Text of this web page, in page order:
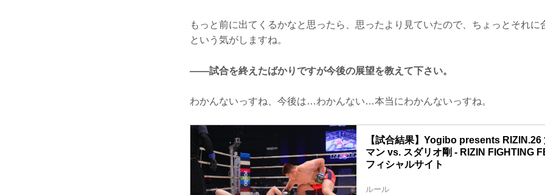
もっと前に出てくるかなと思ったら、思ったより見ていたので、ちょっとそれに
という気がしますね。
——試合を終えたばかりですが今後の展望を教えて下さい。
わかんないっすね、今後は…わかんない…本当にわかんないっすね。
【試合結果】Yogibo presents RIZIN.26
マン vs. スダリオ剛 - RIZIN FIGHTING
フィシャルサイト
ルール